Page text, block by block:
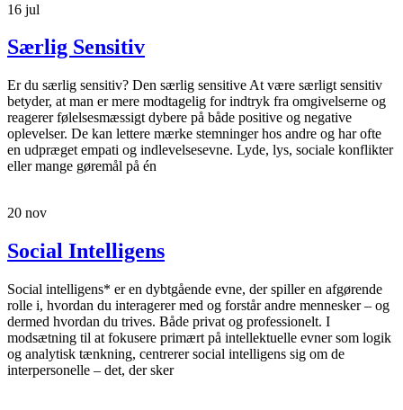
16 jul
Særlig Sensitiv
Er du særlig sensitiv? Den særlig sensitive At være særligt sensitiv
betyder, at man er mere modtagelig for indtryk fra omgivelserne og
reagerer følelsesmæssigt dybere på både positive og negative
oplevelser. De kan lettere mærke stemninger hos andre og har ofte
en udpræget empati og indlevelsesevne. Lyde, lys, sociale konflikter
eller mange gøremål på én
20 nov
Social Intelligens
Social intelligens* er en dybtgående evne, der spiller en afgørende
rolle i, hvordan du interagerer med og forstår andre mennesker – og
dermed hvordan du trives. Både privat og professionelt. I
modsætning til at fokusere primært på intellektuelle evner som logik
og analytisk tænkning, centrerer social intelligens sig om de
interpersonelle – det, der sker